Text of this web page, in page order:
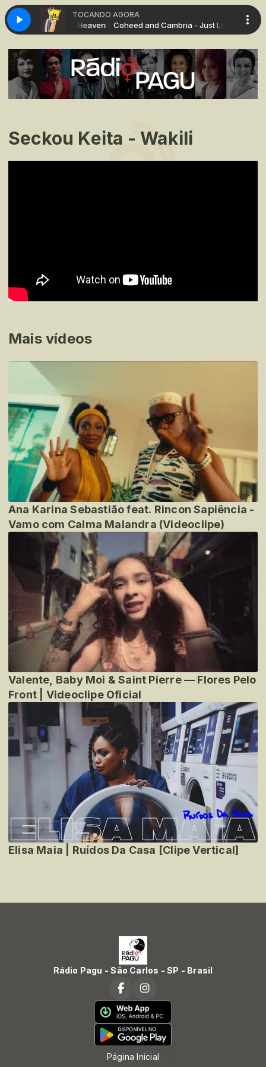
TOCANDO AGORA
- Just Like Heaven Coheed and Cambria - Just Like Heaven
Seckou Keita - Wakili
Mais vídeos
Ana Karina Sebastião feat. Rincon Sapiência -
Vamo com Calma Malandra (Videoclipe)
Valente, Baby Moi & Saint Pierre — Flores Pelo
Front | Videoclipe Oficial
Elisa Maia | Ruídos Da Casa [Clipe Vertical]
Rádio Pagu - São Carlos - SP - Brasil
Página Inicial